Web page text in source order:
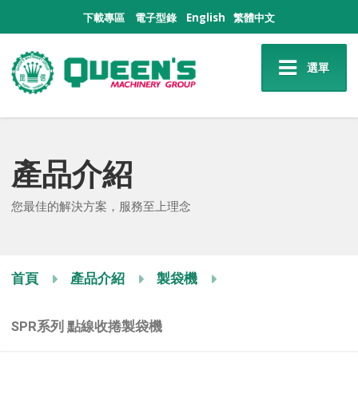
下載專區 電子型錄 English 繁體中文
選單
產品介紹
您最佳的解決方案，服務至上理念
首頁 產品介紹 製袋機
SPR系列 點線收捲製袋機